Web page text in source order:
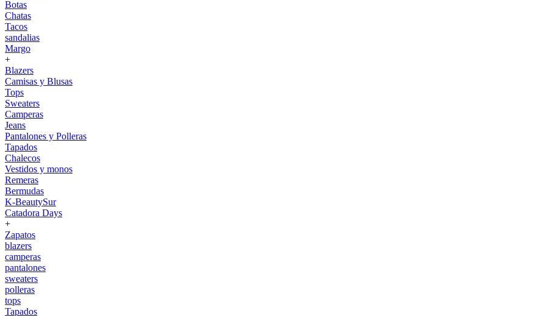
Botas
Chatas
Tacos
sandalias
Margo
+
Blazers
Camisas y Blusas
Tops
Sweaters
Camperas
Jeans
Pantalones y Polleras
Tapados
Chalecos
Vestidos y monos
Remeras
Bermudas
K-BeautySur
Catadora Days
+
Zapatos
blazers
camperas
pantalones
sweaters
polleras
tops
Tapados